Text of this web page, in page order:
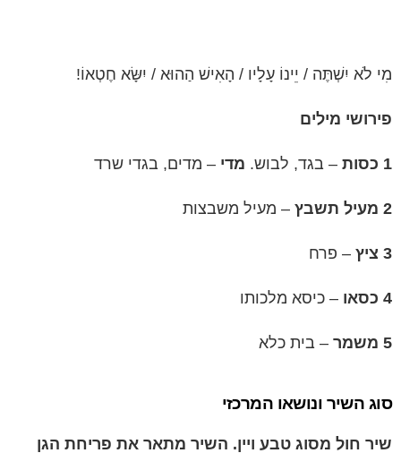
מִי לֹא יִשְׁתֶּה / יֵינוֹ עָלָיו / הָאִישׁ הַהוּא / יִשָּׂא חֶטְאוֹ!
פירושי מילים
1 כסות – בגד, לבוש. מדי – מדים, בגדי שרד
2 מעיל תשבץ – מעיל משבצות
3 ציץ – פרח
4 כסאו – כיסא מלכותו
5 משמר – בית כלא
סוג השיר ונושאו המרכזי
שיר חול מסוג טבע ויין. השיר מתאר את פריחת הגן